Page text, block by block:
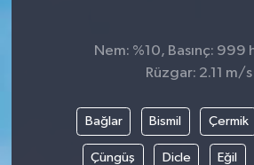
Nem: %10, Basınç: 999
Rüzgar: 2.11 m/s
Bağlar Bismil Çermik
Çüngüş Dicle Eğil